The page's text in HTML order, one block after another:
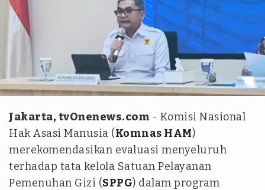
istimewa
Jakarta, tvOnenews.com - Komisi Nasional
Hak Asasi Manusia (Komnas HAM)
merekomendasikan evaluasi menyeluruh
terhadap tata kelola Satuan Pelayanan
Pemenuhan Gizi (SPPG) dalam program